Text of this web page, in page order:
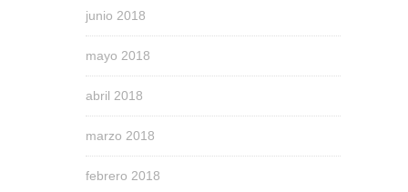
junio 2018
mayo 2018
abril 2018
marzo 2018
febrero 2018